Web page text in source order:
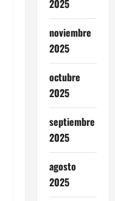
2025
noviembre
2025
octubre
2025
septiembre
2025
agosto
2025